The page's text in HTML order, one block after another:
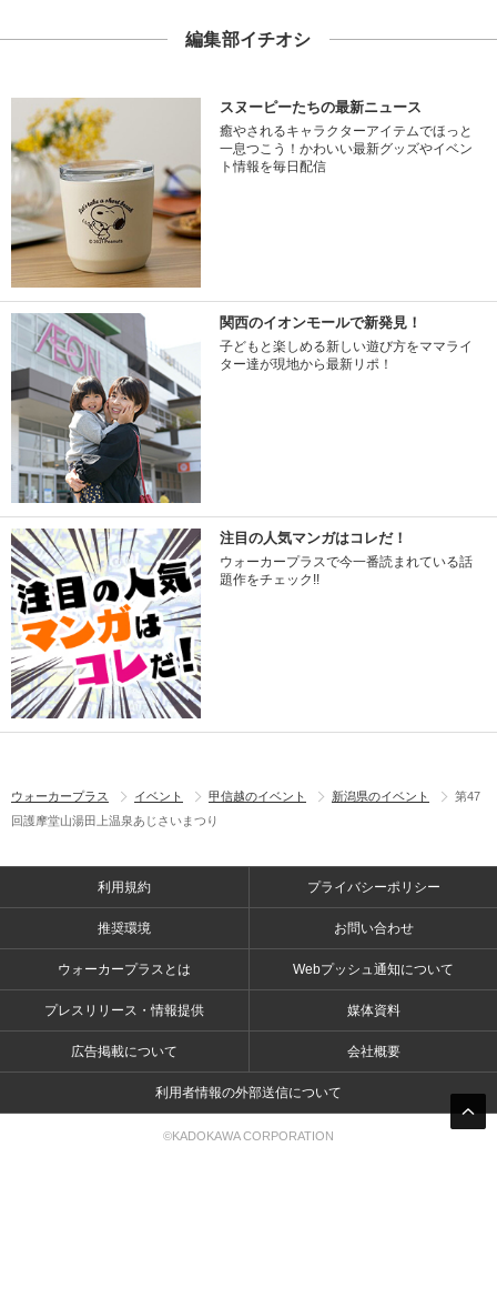
編集部イチオシ
スヌーピーたちの最新ニュース
癒やされるキャラクターアイテムでほっと
一息つこう！かわいい最新グッズやイベン
ト情報を毎日配信
関西のイオンモールで新発見！
子どもと楽しめる新しい遊び方をママライ
ター達が現地から最新リポ！
注目の人気マンガはコレだ！
ウォーカープラスで今一番読まれている話
題作をチェック!!
ウォーカープラス イベント 甲信越のイベント 新潟県のイベント
第47
回護摩堂山湯田上温泉あじさいまつり
利用規約 プライバシーポリシー
推奨環境 お問い合わせ
ウォーカープラスとは Webプッシュ通知について
プレスリリース・情報提供 媒体資料
広告掲載について 会社概要
利用者情報の外部送信について
©KADOKAWA CORPORATION